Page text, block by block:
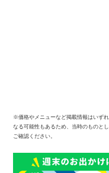
※価格やメニューなど掲載情報はいず
なる可能性もあるため、当時のものと
ご確認ください。